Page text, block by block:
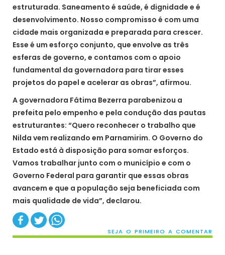
estruturada. Saneamento é saúde, é dignidade e é
desenvolvimento. Nosso compromisso é com uma
cidade mais organizada e preparada para crescer.
Esse é um esforço conjunto, que envolve as três
esferas de governo, e contamos com o apoio
fundamental da governadora para tirar esses
projetos do papel e acelerar as obras”, afirmou.
A governadora Fátima Bezerra parabenizou a
prefeita pelo empenho e pela condução das pautas
estruturantes: “Quero reconhecer o trabalho que
Nilda vem realizando em Parnamirim. O Governo do
Estado está à disposição para somar esforços.
Vamos trabalhar junto com o município e com o
Governo Federal para garantir que essas obras
avancem e que a população seja beneficiada com
mais qualidade de vida”, declarou.
SEJA O PRIMEIRO A COMENTAR